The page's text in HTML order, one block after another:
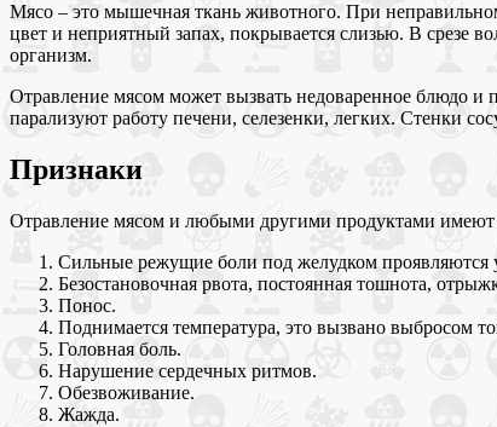
Мясо – это мышечная ткань животного. При
цвет и неприятный запах, покрывается слизью. В срезе
организм.
Отравление мясом может вызвать недоваренное блюдо
парализуют работу печени, селезенки, легких. Стенки
Признаки
Отравление мясом и любыми другими продуктами имеют
Сильные режущие боли под желудком проявляются
Безостановочная рвота, постоянная тошнота,
Понос.
Поднимается температура, это вызвано выбросом
Головная боль.
Нарушение сердечных ритмов.
Обезвоживание.
Жажда.